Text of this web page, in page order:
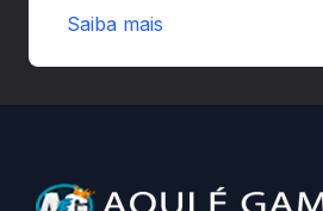
preload e avisa que quem
da Playground: negação do
Saiba mais